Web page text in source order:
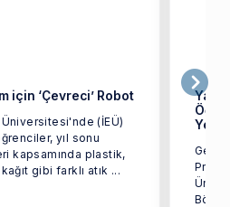
için ‘Çevreci’ Robot
(İEÜ)
yıl sonu
kapsamında plastik,
gibi farklı atık ...
Yeni
Genç